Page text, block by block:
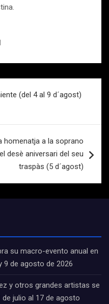
(del 4 al 9 d´agost)
homenatja a la soprano
desè aniversari del seu
traspàs (5 d´agost)
su macro-evento anual en
9 de agosto de 2026
y otros grandes artistas se
de julio al 17 de agosto